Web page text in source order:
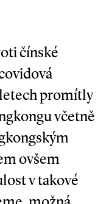
čínské
promítly
včetně
ovšem
v takové